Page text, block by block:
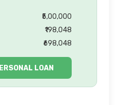
₹5,00,000
₹198,048
₹698,048
LOAN